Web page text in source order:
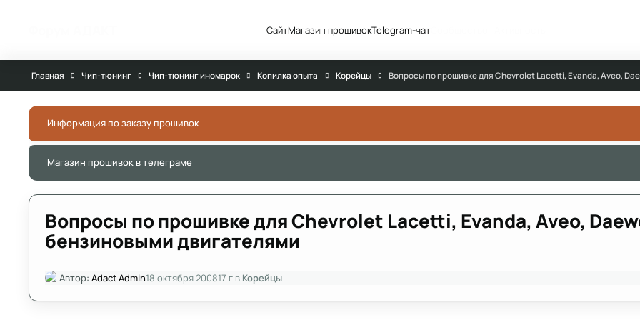
СайтМагазин прошивокTelegram-чатСообщество
Главная Чип-тюнинг Чип-тюнинг иномарок Копилка опыта Корейцы Вопросы по прошивке для Chevrolet Lacetti, Evanda, Aveo,
Информация по заказу прошивок
Магазин прошивок в телеграме
Вопросы по прошивке для Chevrolet Lacetti, Evanda, Aveo,
бензиновыми двигателями
Автор: Adact Admin18 октября 200817 гв Корейцы